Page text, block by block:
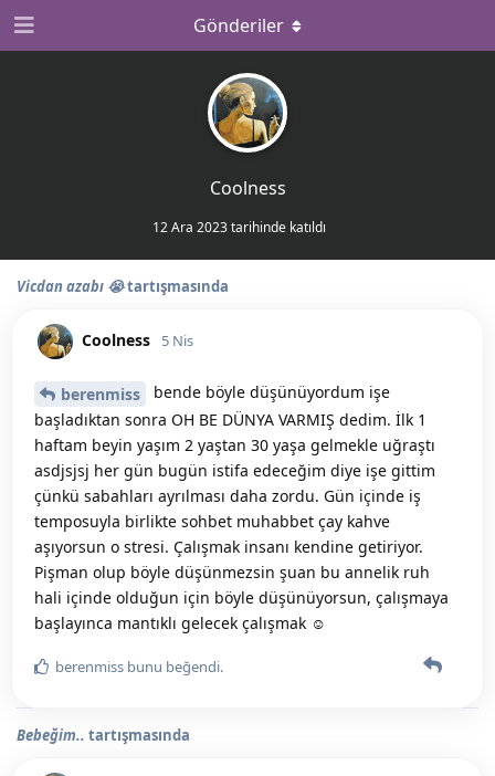
Coolness
12 Ara 2023tarihinde katıldı
Gönderiler
Vicdan azabı 😭tartışmasında
Coolness 5 Nis
berenmiss
bende böyle düşünüyordum işe
başladıktan sonra OH BE DÜNYA VARMIŞ dedim. İlk 1
haftam beyin yaşım 2 yaştan 30 yaşa gelmekle uğraştı
asdjsjsj her gün bugün istifa edeceğim diye işe gittim
çünkü sabahları ayrılması daha zordu. Gün içinde iş
temposuyla birlikte sohbet muhabbet çay kahve
aşıyorsun o stresi. Çalışmak insanı kendine getiriyor.
Pişman olup böyle düşünmezsin şuan bu annelik ruh
hali içinde olduğun için böyle düşünüyorsun, çalışmaya
başlayınca mantıklı gelecek çalışmak ☺️
berenmiss bunu beğendi.
Bebeğim.. tartışmasında